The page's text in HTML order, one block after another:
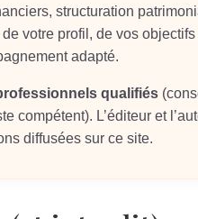
structuration
votre profil, de vos
adapté.
qualifiés
compétent). L’éditeur et
diffusées sur ce site.